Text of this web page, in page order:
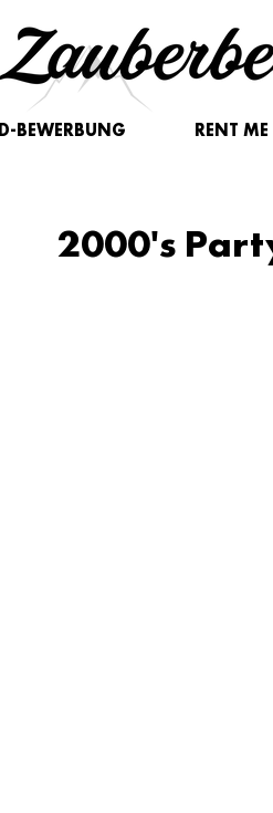
BEWERBUNG RENT ME
2000's